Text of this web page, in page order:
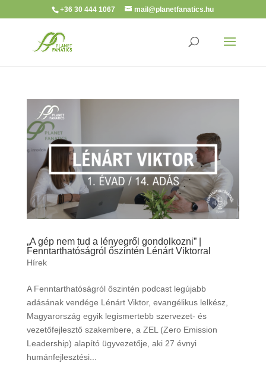
+36 30 444 1067 mail@planetfanatics.hu
„A gép nem tud a lényegről gondolkozni” |
Fenntarthatóságról őszintén Lénárt Viktorral
Hírek
A Fenntarthatóságról őszintén podcast legújabb
adásának vendége Lénárt Viktor, evangélikus lelkész,
Magyarország egyik legismertebb szervezet- és
vezetőfejlesztő szakembere, a ZEL (Zero Emission
Leadership) alapító ügyvezetője, aki 27 évnyi
humánfejlesztési...